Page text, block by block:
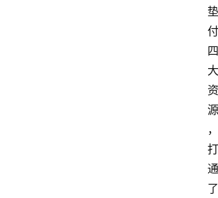
垫
付
四
大
资
源
，
打
通
了